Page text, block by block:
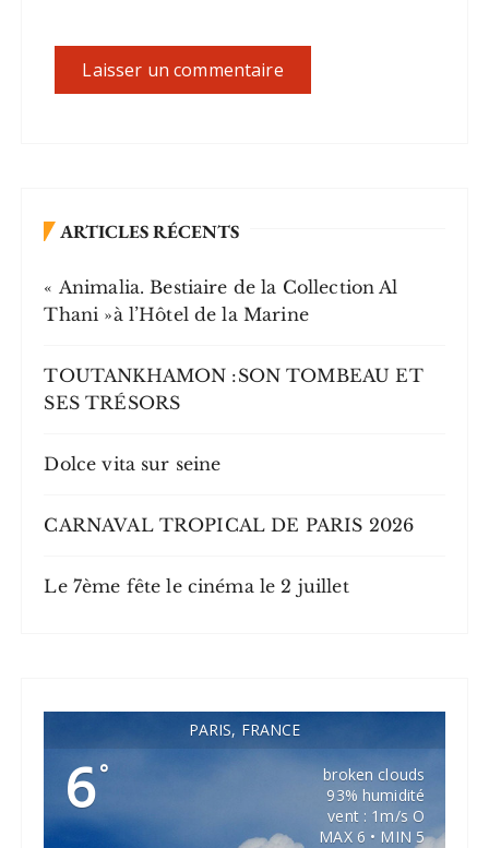
ARTICLES RÉCENTS
« Animalia. Bestiaire de la Collection Al
Thani »à l’Hôtel de la Marine
TOUTANKHAMON :SON TOMBEAU ET
SES TRÉSORS
Dolce vita sur seine
CARNAVAL TROPICAL DE PARIS 2026
Le 7ème fête le cinéma le 2 juillet
PARIS, FRANCE
6°
broken clouds
93% humidité
vent : 1m/s O
MAX 6 • MIN 5